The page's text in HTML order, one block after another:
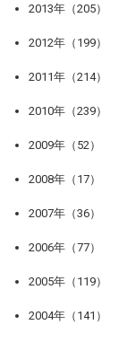
2013年（205）
2012年（199）
2011年（214）
2010年（239）
2009年（52）
2008年（17）
2007年（36）
2006年（77）
2005年（119）
2004年（141）